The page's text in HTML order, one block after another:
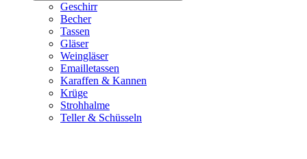
Geschirr
Becher
Tassen
Gläser
Weingläser
Emailletassen
Karaffen & Kannen
Krüge
Strohhalme
Teller & Schüsseln